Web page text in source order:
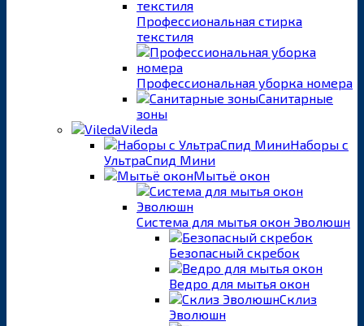
Профессиональная стирка
текстиля
Профессиональная уборка номера
Санитарные
зоны
Vileda
Наборы с
УльтраСпид Мини
Мытьё окон
Система для мытья окон Эволюшн
Безопасный скребок
Ведро для мытья окон
Склиз
Эволюшн